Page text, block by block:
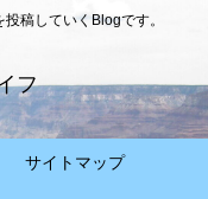
稿していくBlogです。
フ
サイトマップ